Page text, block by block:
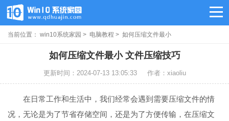
当前位置： win10系统家园 > 电脑教程 > 如何压缩文件最小
如何压缩文件最小 文件压缩技巧
更新时间：2024-07-13 13:05:33 作者：xiaoliu
在日常工作和生活中，我们经常会遇到需要压缩文件的情
况，无论是为了节省存储空间，还是为了方便传输，在压缩文